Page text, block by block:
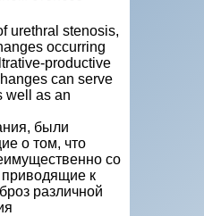
urethral stenosis,
occurring
productive
can serve
well as an
были
о том, что
со
приводящие к
различной